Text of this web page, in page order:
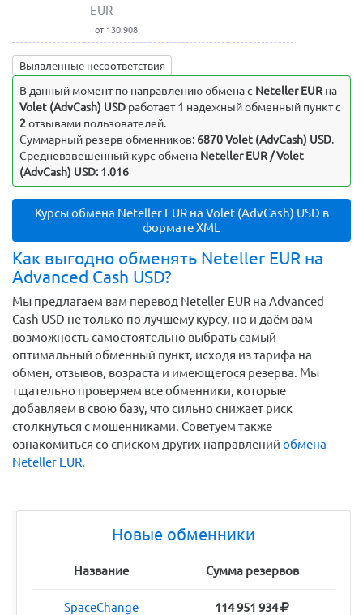
EUR
от 130.908
Выявленные несоответствия
В данный момент по направлению обмена c Neteller EURна
Volet (AdvCash) USDработает1 надежный обменный пункт с
2отзывами пользователей.
Суммарный резерв обменников: 6870 Volet (AdvCash) USD.
Средневзвешенный курс обмена Neteller EUR / Volet
(AdvCash) USD: 1.016
Курсы обмена Neteller EUR на Volet (AdvCash) USD в
формате XML
Как выгодно обменять Neteller EUR на
Advanced Cash USD?
Мы предлагаем вам перевод Neteller EUR на Advanced
Cash USD не только по лучшему курсу, но и даём вам
возможность самостоятельно выбрать самый
оптимальный обменный пункт, исходя из тарифа на
обмен, отзывов, возраста и имеющегося резерва. Мы
тщательно проверяем все обменники, которые
добавляем в свою базу, что сильно снижает риск
столкнуться с мошенниками. Советуем также
ознакомиться со списком других направлений обмена
Neteller EUR.
Новые обменники
Название Сумма резервов
SpaceChange 114 951 934